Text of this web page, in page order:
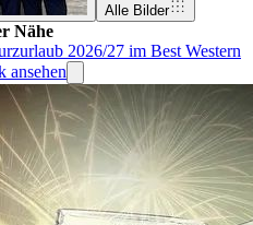
Alle Bilder
Nähe
2026/27 im Best Western
ansehen